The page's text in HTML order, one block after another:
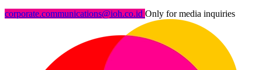
corporate.communications@ioh.co.id Only for media inquiries